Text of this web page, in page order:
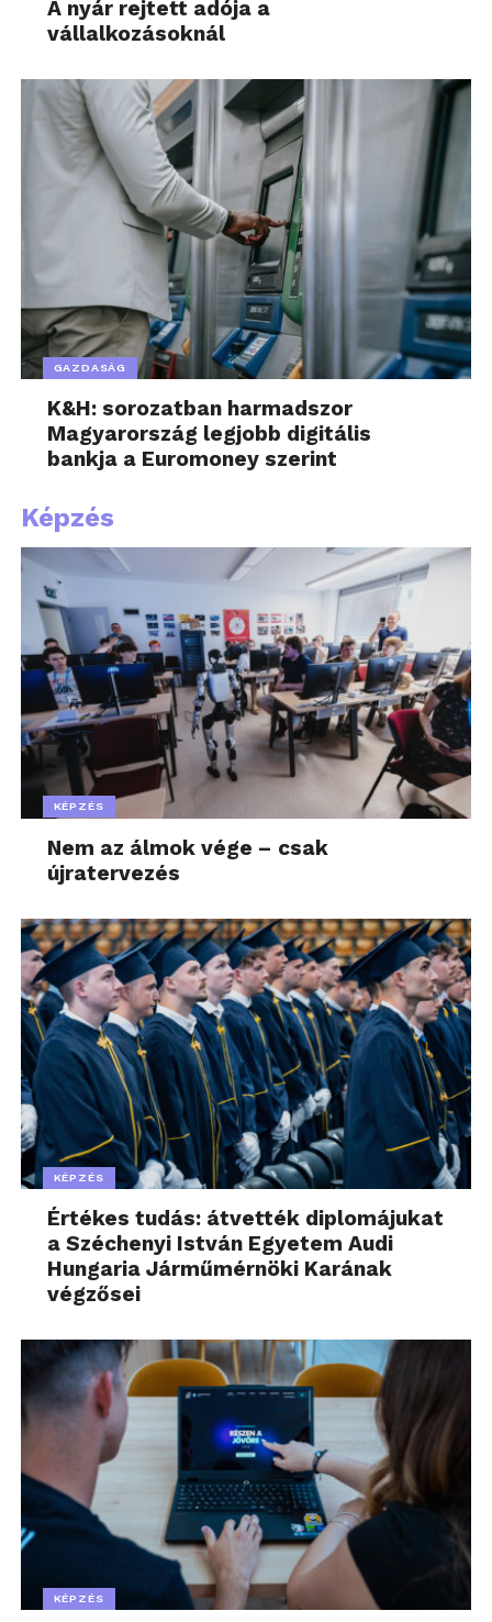
talál aPasszio.hufőoldalán! Kövesse a technológiai
híreket és csatlakozzon hozzánk a
is!
A nyár rejtett adója a
vállalkozásoknál
GAZDASÁG
K&H: sorozatban harmadszor
Magyarország legjobb digitális
bankja a Euromoney szerint
Képzés
KÉPZÉS
Nem az álmok vége – csak
újratervezés
KÉPZÉS
Értékes tudás: átvették diplomájukat
a Széchenyi István Egyetem Audi
Hungaria Járműmérnöki Karának
végzősei
KÉPZÉS